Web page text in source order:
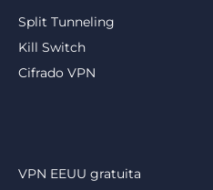
Split Tunneling
Kill Switch
Cifrado VPN
VPN EEUU gratuita